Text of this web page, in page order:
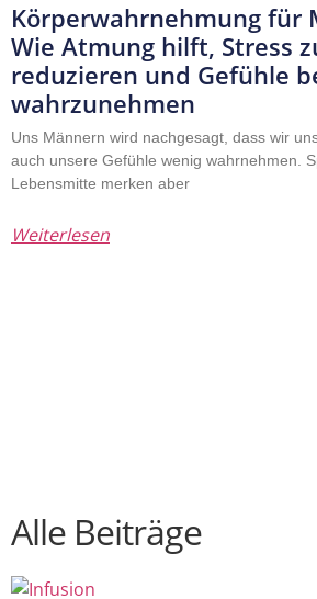
Körperwahrnehmung für
Wie Atmung hilft, Stress
reduzieren und Gefühle
wahrzunehmen
Uns Männern wird nachgesagt, dass wir
auch unsere Gefühle wenig wahrnehmen.
Lebensmitte merken aber
Weiterlesen
Alle Beiträge